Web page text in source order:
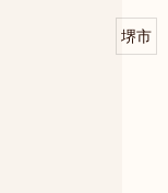
堺市